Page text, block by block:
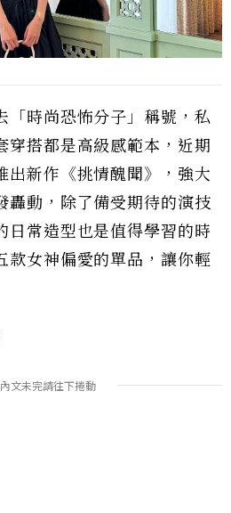
「時尚恐怖分子」稱號，私
穿搭都是高級感範本，近期
出新作《挑情醜聞》，強大
轟動，除了備受期待的演技
日常造型也是值得學習的時
款女神偏愛的單品，讓你輕